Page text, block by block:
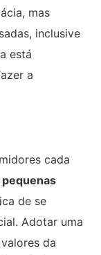
mas
inclusive
está
a
cada
pequenas
de se
Adotar uma
da